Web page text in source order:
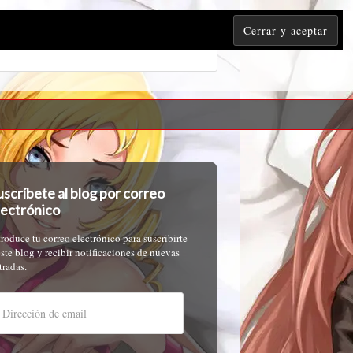
al blog por correo
tu correo electrónico para suscribirte
blog y recibir notificaciones de nuevas